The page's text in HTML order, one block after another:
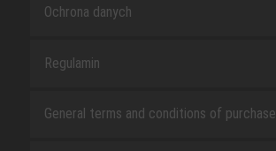
Ochrona danych
Regulamin
General terms and conditions of purchase